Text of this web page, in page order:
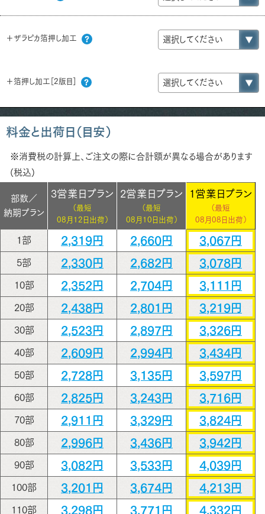
＋ザラピカ箔押し加工
＋箔押し加工［2版目］
料金と出荷日（目安）
※消費税の計算上、ご注文の際に合計額が異なる場合があります
(税込)
部数／
納期プラン
3営業日プラン
（最短
08月12日出荷）
2営業日プラン
（最短
08月10日出荷）
1営業日プラン
（最短
08月08日出荷）
1部 2,319円 2,660円 3,067円
5部 2,330円 2,682円 3,078円
10部 2,352円 2,704円 3,111円
20部 2,438円 2,801円 3,219円
30部 2,523円 2,897円 3,326円
40部 2,609円 2,994円 3,434円
50部 2,728円 3,135円 3,597円
60部 2,825円 3,243円 3,716円
70部 2,911円 3,329円 3,824円
80部 2,996円 3,436円 3,942円
90部 3,082円 3,533円 4,039円
100部 3,201円 3,674円 4,213円
110部 3,298円 3,771円 4,332円